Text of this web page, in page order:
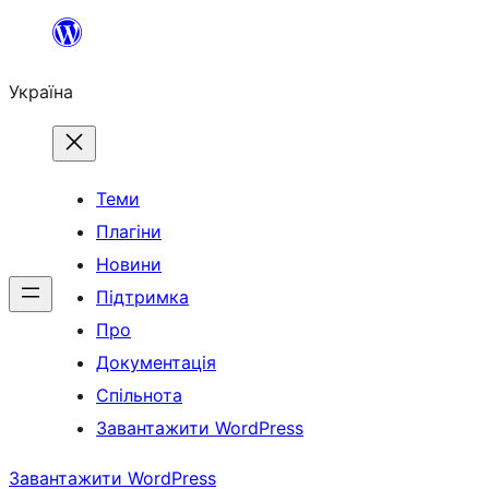
Перейти
вмісту
Україна
Теми
Плагіни
Новини
Підтримка
Про
Документація
Спільнота
Завантажити WordPress
Завантажити WordPress